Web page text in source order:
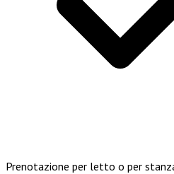
Prenotazione per letto o per